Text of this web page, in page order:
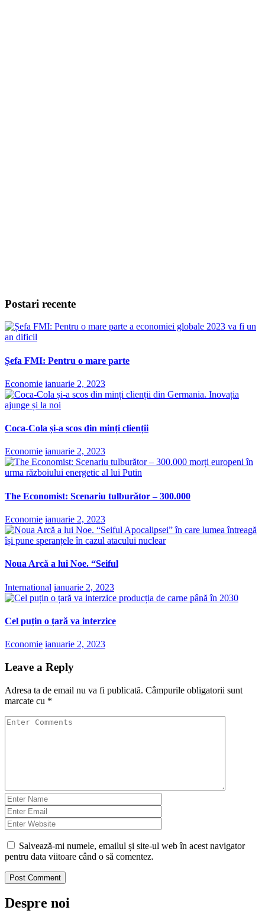
Postari recente
Șefa FMI: Pentru o mare parte
Economie ianuarie 2, 2023
Coca-Cola și-a scos din minți clienții
Economie ianuarie 2, 2023
The Economist: Scenariu tulburător – 300.000
Economie ianuarie 2, 2023
Noua Arcă a lui Noe. “Seiful
International ianuarie 2, 2023
Cel puțin o țară va interzice
Economie ianuarie 2, 2023
Leave a Reply
Adresa ta de email nu va fi publicată. Câmpurile obligatorii sunt
marcate cu *
Salvează-mi numele, emailul și site-ul web în acest navigator
pentru data viitoare când o să comentez.
Despre noi